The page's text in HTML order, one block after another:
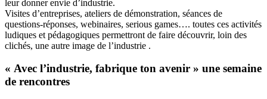
leur donner envie d’industrie.
Visites d’entreprises, ateliers de démonstration, séances de
questions-réponses, webinaires, serious games…. toutes ces activités
ludiques et pédagogiques permettront de faire découvrir, loin des
clichés, une autre image de l’industrie .
« Avec l’industrie, fabrique ton avenir » une semaine
de rencontres